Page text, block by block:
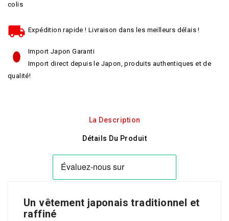
colis
Expédition rapide ! Livraison dans les meilleurs délais !
Import Japon Garanti
Import direct depuis le Japon, produits authentiques et de
qualité!
La Description
Détails Du Produit
Un vêtement japonais traditionnel et
raffiné